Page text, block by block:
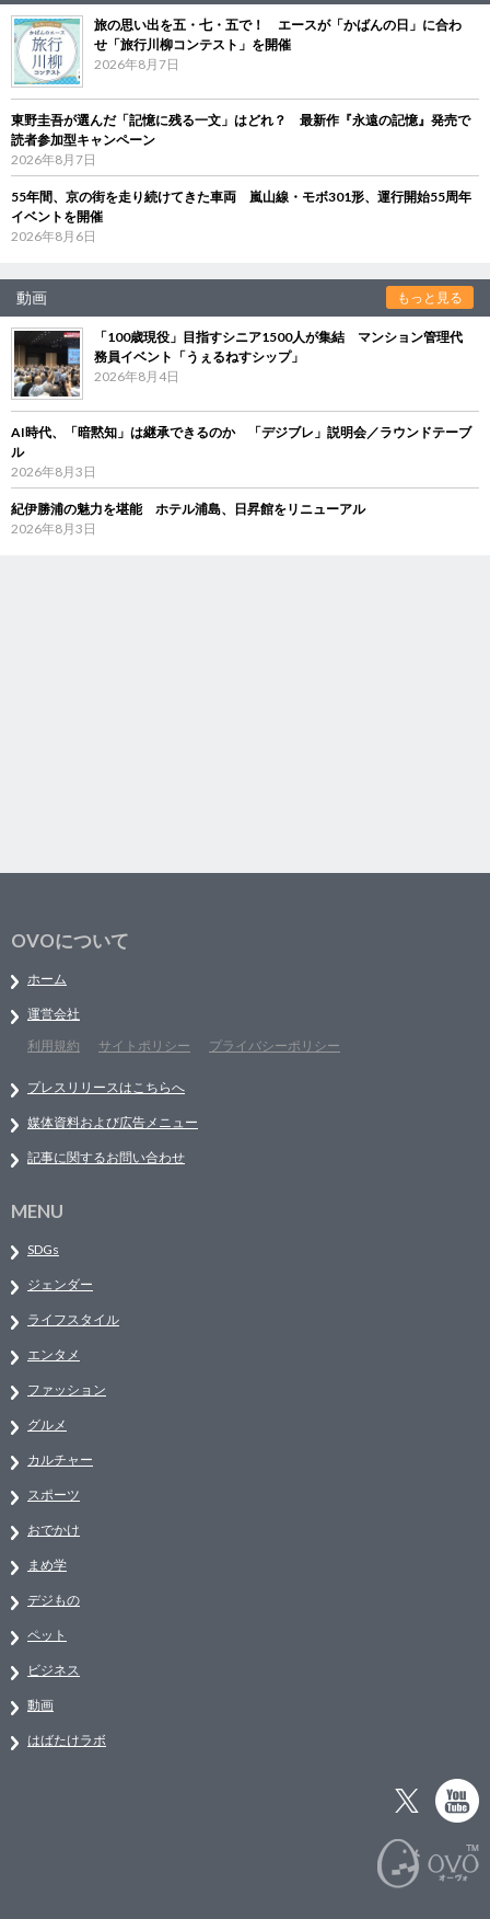
旅の思い出を五・七・五で！ エースが「かばんの日」に合わ
せ「旅行川柳コンテスト」を開催
2026年8月7日
東野圭吾が選んだ「記憶に残る一文」はどれ？ 最新作『永遠の記憶』発売で
読者参加型キャンペーン
2026年8月7日
55年間、京の街を走り続けてきた車両 嵐山線・モボ301形、運行開始55周年
イベントを開催
2026年8月6日
動画 もっと見る
「100歳現役」目指すシニア1500人が集結 マンション管理代
務員イベント「うぇるねすシップ」
2026年8月4日
AI時代、「暗黙知」は継承できるのか 「デジブレ」説明会／ラウンドテーブ
ル
2026年8月3日
紀伊勝浦の魅力を堪能 ホテル浦島、日昇館をリニューアル
2026年8月3日
OVOについて
ホーム
運営会社
利用規約
サイトポリシー プライバシーポリシー
プレスリリースはこちらへ
媒体資料および広告メニュー
記事に関するお問い合わせ
MENU
SDGs
ジェンダー
ライフスタイル
エンタメ
ファッション
グルメ
カルチャー
スポーツ
おでかけ
まめ学
デジもの
ペット
ビジネス
動画
はばたけラボ